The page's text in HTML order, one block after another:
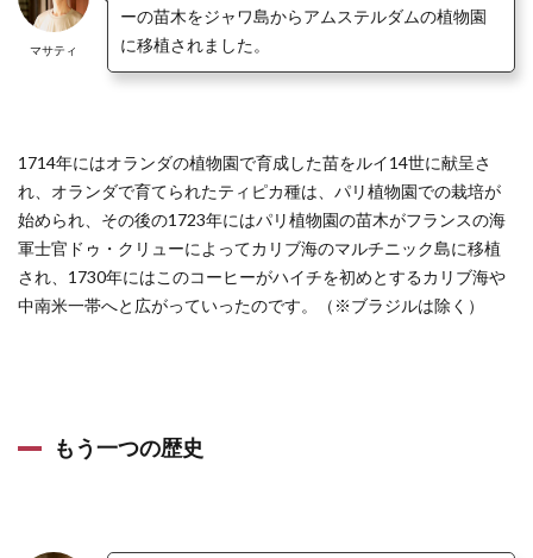
マサティ
ーの苗木をジャワ島からアムステルダムの植物園
に移植されました。
1714年にはオランダの植物園で育成した苗をルイ14世に献呈さ
れ、オランダで育てられたティピカ種は、パリ植物園での栽培が
始められ、その後の1723年にはパリ植物園の苗木がフランスの海
軍士官ドゥ・クリューによってカリブ海のマルチニック島に移植
され、 1730年にはこのコーヒーがハイチを初めとするカリブ海や
中南米一帯へと広がっていったのです。
（※ブラジルは除く）
もう一つの歴史